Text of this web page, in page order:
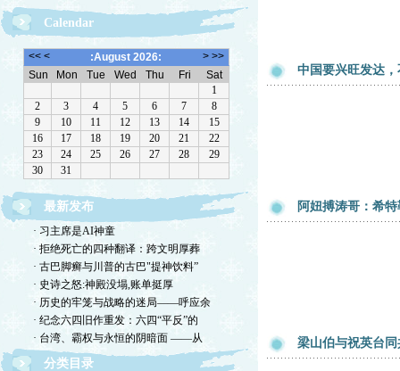
Calendar
最新发布
· 习主席是AI神童
· 拒绝死亡的四种翻译：跨文明厚葬
· 古巴脚癣与川普的古巴"提神饮料”
· 史诗之怒:神殿没塌,账单挺厚
· 历史的牢笼与战略的迷局——呼应余
· 纪念六四旧作重发：六四“平反”的
· 台湾、霸权与永恒的阴暗面 ——从
分类目录
中国要兴旺发达
阿妞搏涛哥：希
梁山伯与祝英台